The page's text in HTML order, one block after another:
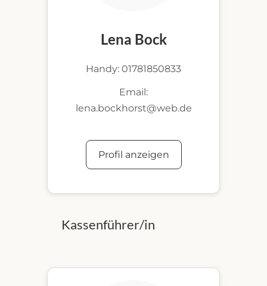
Lena Bock
Handy: 01781850833
Email:
lena.bockhorst@web.de
Profil anzeigen
Kassenführer/in